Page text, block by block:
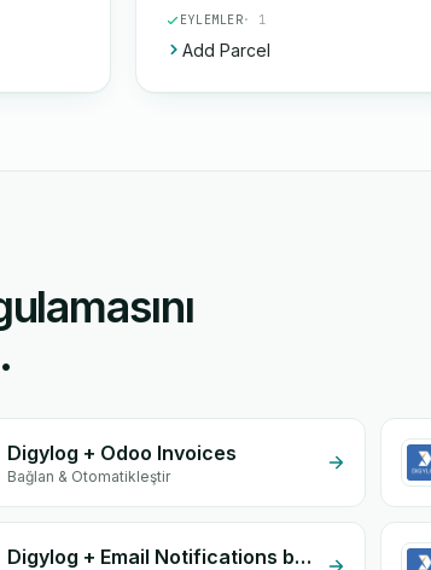
EYLEMLER· 1
Add Parcel
Digylog + Odoo Invoices
Bağlan & Otomatikleştir
Digylog + Email Notifications by eGrow